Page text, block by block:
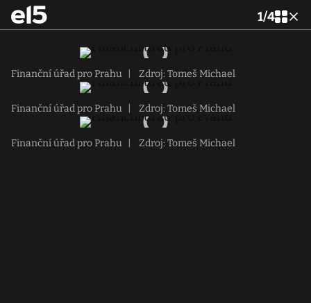
1/4
Finanční úřad pro Prahu Zdroj: Tomeš Michael
Finanční úřad pro Prahu Zdroj: Tomeš Michael
Finanční úřad pro Prahu Zdroj: Tomeš Michael